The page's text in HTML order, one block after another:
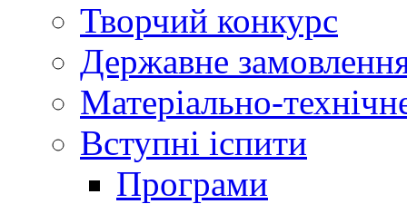
Творчий конкурс
Державне
Матеріально-
Вступні іспити
Програми